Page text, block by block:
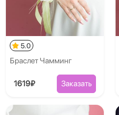
5.0
Браслет Чамминг
1619₽ Заказать